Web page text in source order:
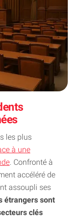
les plus
à une
. Confronté à
accéléré de
assoupli ses
étrangers sont
clés